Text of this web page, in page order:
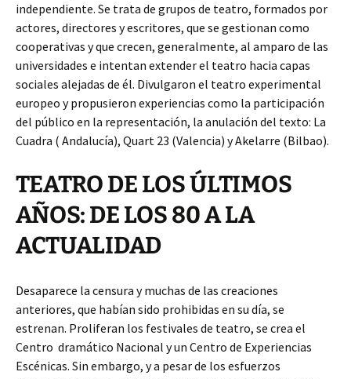
independiente. Se trata de grupos de teatro, formados por
actores, directores y escritores, que se gestionan como
cooperativas y que crecen, generalmente, al amparo de las
universidades e intentan extender el teatro hacia capas
sociales alejadas de él. Divulgaron el teatro experimental
europeo y propusieron experiencias como la participación
del público en la representación, la anulación del texto: La
Cuadra ( Andalucía), Quart 23 (Valencia) y Akelarre (Bilbao).
TEATRO DE LOS ÚLTIMOS
AÑOS: DE LOS 80 A LA
ACTUALIDAD
Desaparece la censura y muchas de las creaciones
anteriores, que habían sido prohibidas en su día, se
estrenan. Proliferan los festivales de teatro, se crea el
Centro dramático Nacional y un Centro de Experiencias
Escénicas. Sin embargo, y a pesar de los esfuerzos